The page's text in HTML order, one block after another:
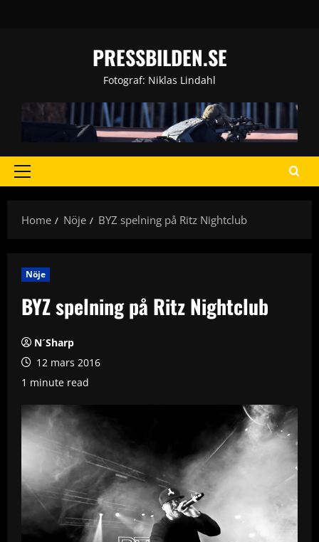
PRESSBILDEN.SE
Fotograf: Niklas Lindahl
Primary
Home
Nöje BYZ spelning på Ritz Nightclub
Nöje
BYZ spelning på Ritz Nightclub
N´Sharp
12 mars 2016
1 minute read